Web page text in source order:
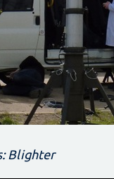
Blighter